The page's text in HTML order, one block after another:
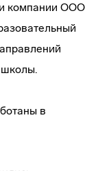
компании ООО
школы.
в